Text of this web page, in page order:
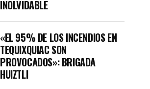
INOLVIDABLE
«EL 95% DE LOS INCENDIOS EN
TEQUIXQUIAC SON
PROVOCADOS»: BRIGADA
HUIZTLI